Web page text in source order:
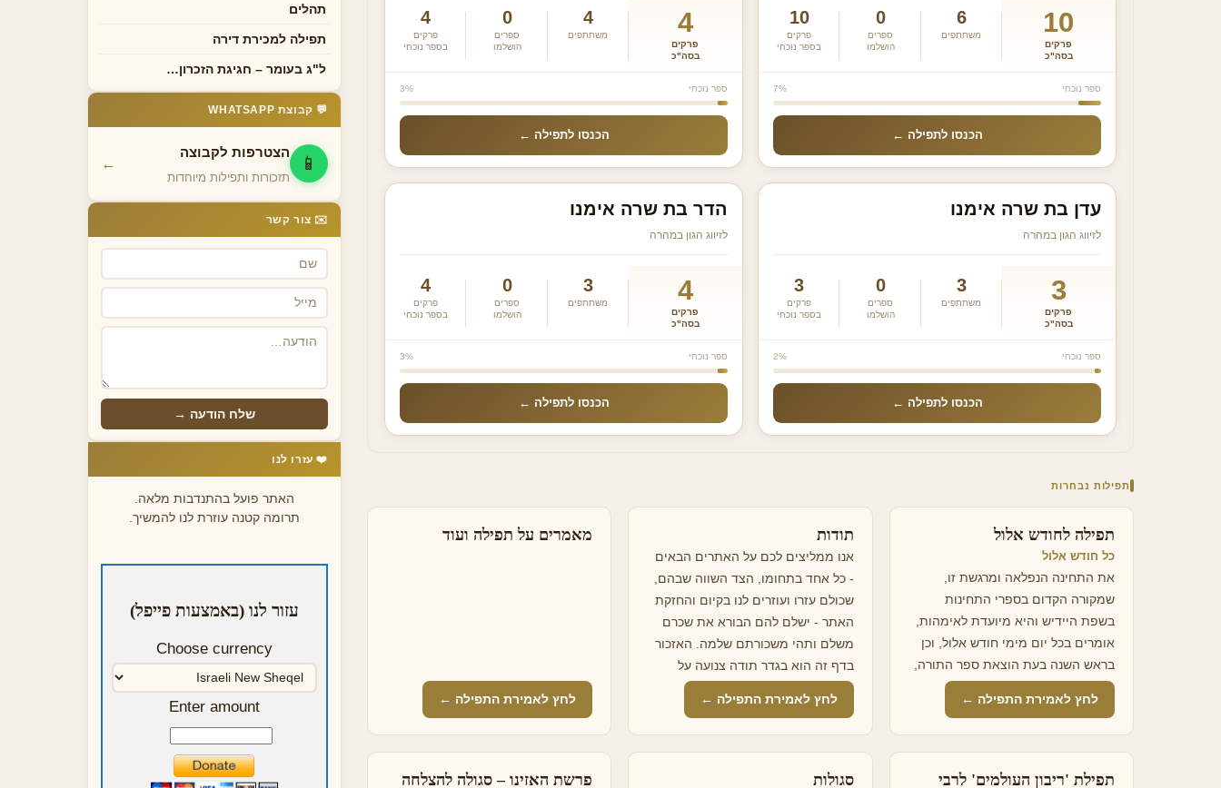
10
פרקים
בסה"כ
6
משתת­פים
0
ספרים
הושלמו
10
פרקים
בספר נוכחי
ספר נוכחי 7%
הכנסו לתפילה ←
4
פרקים
בסה"כ
4
משתת­פים
0
ספרים
הושלמו
4
פרקים
בספר נוכחי
ספר נוכחי 3%
הכנסו לתפילה ←
עדן בת שרה אימנו
לזיווג הגון במהרה
3
פרקים
בסה"כ
3
משתת­פים
0
ספרים
הושלמו
3
פרקים
בספר נוכחי
ספר נוכחי 2%
הכנסו לתפילה ←
הדר בת שרה אימנו
לזיווג הגון במהרה
4
פרקים
בסה"כ
3
משתת­פים
0
ספרים
הושלמו
4
פרקים
בספר נוכחי
ספר נוכחי 3%
הכנסו לתפילה ←
תפילות נבחרות
תפילה לחודש אלול
כל חודש אלול
את התחינה הנפלאה ומרגשת זו,
שמקורה הקדום בספרי התחינות
בשפת היידיש והיא מיועדת לאימהות,
אומרים בכל יום מימי חודש אלול, וכן
בראש השנה בעת הוצאת ספר התורה,
וכן לפני תקיעת שופר והיא מלוקטת
מכמה ספרים אָנָּא יְיָ! סָמַכְתִּי עַל רַחֲמֶיךָ
הַיּוֹצֵאת מֵעִמְקֵי לְבָבִי הַנִּשְׁבָּר, וַעֲנֵה נָא
לִקְרִיאָתִי, כְּמוֹ שֶׁכָּתוּב בְּתוֹרָתְךָ הַקְּדֻשָּׁה:
לחץ לאמירת התפילה ←
תודות
אנו ממליצים לכם על האתרים הבאים
- כל אחד בתחומו, הצד השווה שבהם,
שכולם עזרו ועוזרים לנו בקיום והחזקת
האתר - ישלם להם הבורא את שכרם
משלם ותהי משכורתם שלמה. האזכור
בדף זה הוא בגדר תודה צנועה על
עזרתם. שער ברסלבהאתר המרכזי
לחסידות ברסלב, הכולל אלפי מאמרים,
ברסלב, מאות שיעורים וניגונים להאזנה
ועוד. ומציע בין היתר לוח זמני היום
לחץ לאמירת התפילה ←
מאמרים על תפילה ועוד
לחץ לאמירת התפילה ←
תפילת 'ריבון העולמים' לרבי
סגולות
פרשת האזינו – סגולה להצלחה
תהלים
תפילה למכירת דירה
ל"ג בעומר – חגיגת הזכרון…
💬 קבוצת WHATSAPP
📱
הצטרפות לקבוצה
תזכורות ותפילות מיוחדות
←
✉️ צור קשר
שלח הודעה →
❤️ עזרו לנו
האתר פועל בהתנדבות מלאה.
תרומה קטנה עוזרת לנו להמשיך.
עזור לנו (באמצעות פייפל)
Choose currency
Enter amount